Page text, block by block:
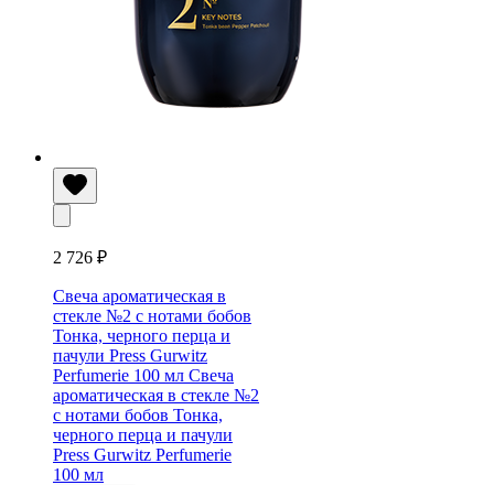
2 726 ₽
Свеча ароматическая в
стекле №2 с нотами бобов
Тонка, черного перца и
пачули Press Gurwitz
Perfumerie 100 мл Свеча
ароматическая в стекле №2
с нотами бобов Тонка,
черного перца и пачули
Press Gurwitz Perfumerie
100 мл